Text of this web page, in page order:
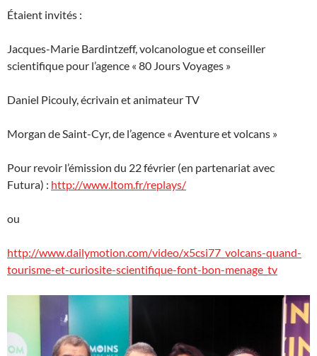
Étaient invités :
Jacques-Marie Bardintzeff, volcanologue et conseiller
scientifique pour l’agence « 80 Jours Voyages »
Daniel Picouly, écrivain et animateur TV
Morgan de Saint-Cyr, de l’agence « Aventure et volcans »
Pour revoir l’émission du 22 février (en partenariat avec
Futura) : http://www.ltom.fr/replays/
ou
http://www.dailymotion.com/video/x5csi77_volcans-quand-
tourisme-et-curiosite-scientifique-font-bon-menage_tv